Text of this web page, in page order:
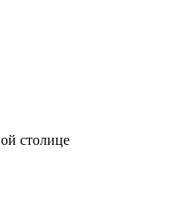
столице